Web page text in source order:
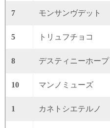
7 モンサンヴデット
5 トリュフチョコ
8 デスティニーホープ
10 マンノミューズ
1 カネトシエテルノ